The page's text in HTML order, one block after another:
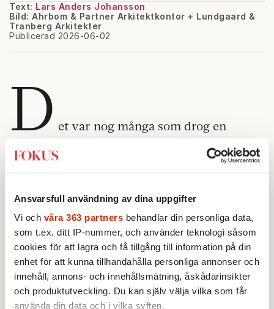
Ansvarsfull användning av dina uppgifter
Vi och våra 363 partners behandlar din personliga data,
som t.ex. ditt IP-nummer, och använder teknologi såsom
cookies för att lagra och få tillgång till information på din
enhet för att kunna tillhandahålla personliga annonser och
innehåll, annons- och innehållsmätning, åskådarinsikter
och produktutveckling. Du kan själv välja vilka som får
använda din data och i vilka syften.
Text: Lars Anders Johansson
Publicerad 2026-06-02
Bild: Ahrbom & Partner Arkitektkontor + Lundgaard &
Tranberg Arkitekter
D et var nog många som drog en
lättnadens suck när gestaltningen av
Kungliga Operans påbyggnad presenterades.
Arkitektoniska prestigeprojekt i huvudstaden
brukar snabbt bli kulturstrider. Från
Nobelcenter till Liljevalchs har ilskan ofta
varit begriplig. Nya Operan tycks däremot
hittills ha undgått det värsta oväsendet.
Det beror inte på att förslaget är ointressant.
Ahrbom Partner och Lundgaard & Tranberg